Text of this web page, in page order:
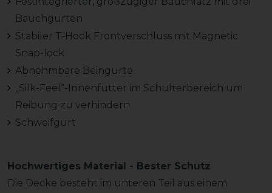
Bauchgurten
Stabiler T-Hook Frontverschluss mit Magnetic
Snap-lock
Abnehmbare Beingurte
„Silk-Feel“-Innenfutter im Schulterbereich um
Reibung zu verhindern
Schweifgurt
Hochwertiges Material - Bester Schutz
Die Decke besteht im unteren Teil aus einem